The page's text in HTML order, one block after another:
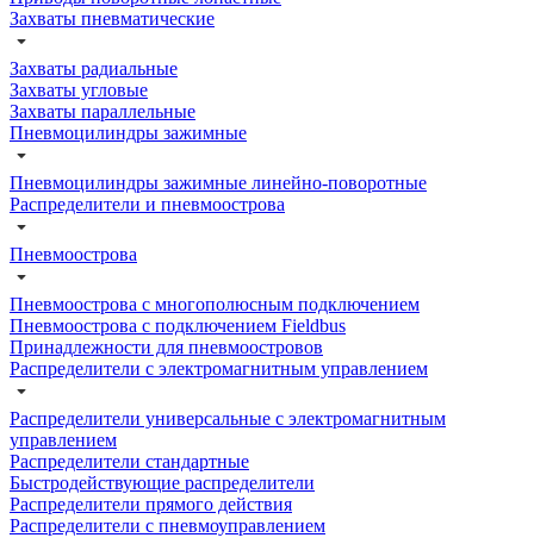
Захваты пневматические
Захваты радиальные
Захваты угловые
Захваты параллельные
Пневмоцилиндры зажимные
Пневмоцилиндры зажимные линейно-поворотные
Распределители и пневмоострова
Пневмоострова
Пневмоострова с многополюсным подключением
Пневмоострова с подключением Fieldbus
Принадлежности для пневмоостровов
Распределители с электромагнитным управлением
Распределители универсальные с электромагнитным
управлением
Распределители стандартные
Быстродействующие распределители
Распределители прямого действия
Распределители с пневмоуправлением